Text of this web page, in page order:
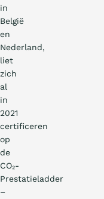
in
België
en
Nederland,
liet
zich
al
in
2021
certificeren
op
de
CO₂-
Prestatieladder
–